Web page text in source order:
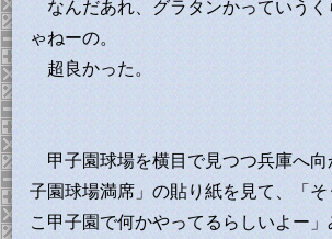
なんだあれ、グラタンかっていうく
ゃねーの。
超良かった。
甲子園球場を横目で見つつ兵庫へ向
子園球場満席」の貼り紙を見て、「そ
こ甲子園で何かやってるらしいよー